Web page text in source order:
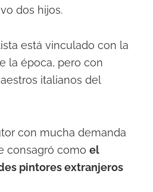
dos hijos.
está vinculado con la
la época, pero con
italianos del
con mucha demanda
consagró como el
pintores extranjeros